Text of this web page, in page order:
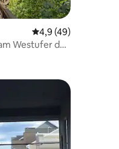
5, 75 Bewertungen
Durchschnittliche
4,9 (49)
Westufer des